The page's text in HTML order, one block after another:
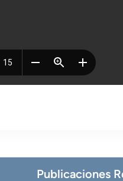
Publicaciones